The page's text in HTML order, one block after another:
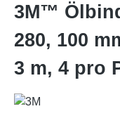
3M™
280, 100
3 m, 4 pro